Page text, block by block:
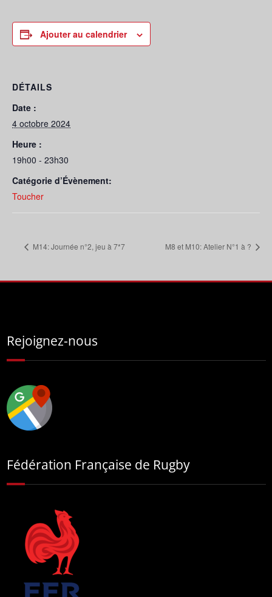
Ajouter au calendrier
DÉTAILS
Date :
4 octobre 2024
Heure :
19h00 - 23h30
Catégorie d’Évènement:
Toucher
M14: Journée n°2, jeu à 7*7 M8 et M10: Atelier N°1 à ?
Rejoignez-nous
Fédération Française de Rugby